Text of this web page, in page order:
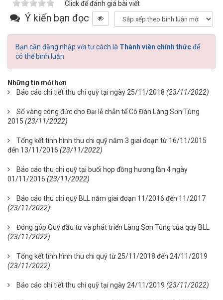
Click để đánh giá bài viết
Ý kiến bạn đọc
Bạn cần đăng nhập với tư cách là Thành viên chính thứcđể
có thể bình luận
Những tin mới hơn
Báo cáo chi tiết thu chi quỹ tại ngày 25/11/2018 (23/11/2022)
Sổ vàng công đức cho Đại lễ chẫn tế Cô Đàn Làng Sơn Tùng
2015 (23/11/2022)
Tổng kết tình hình thu chi quỹ năm 3 giai đoạn từ 16/11/2015
đến 13/11/2016 (23/11/2022)
Báo cáo thu chi quỹ tại buổi họp đồng hương lần 4 ngày
01/11/2016 (23/11/2022)
Báo cáo thu chi quỹ BLL năm giai đoạn 11/2016 đến 11/2017
(23/11/2022)
Đóng góp Quỹ đầu tư và phát triển Làng Sơn Tùng của quỹ BLL
(23/11/2022)
Tổng kết tình hình thu chi quỹ từ 25/11/2018 đến 24/11/2019
(23/11/2022)
Báo cáo chi tiết thu chi quỹ tại ngày 24/11/2019 (23/11/2022)